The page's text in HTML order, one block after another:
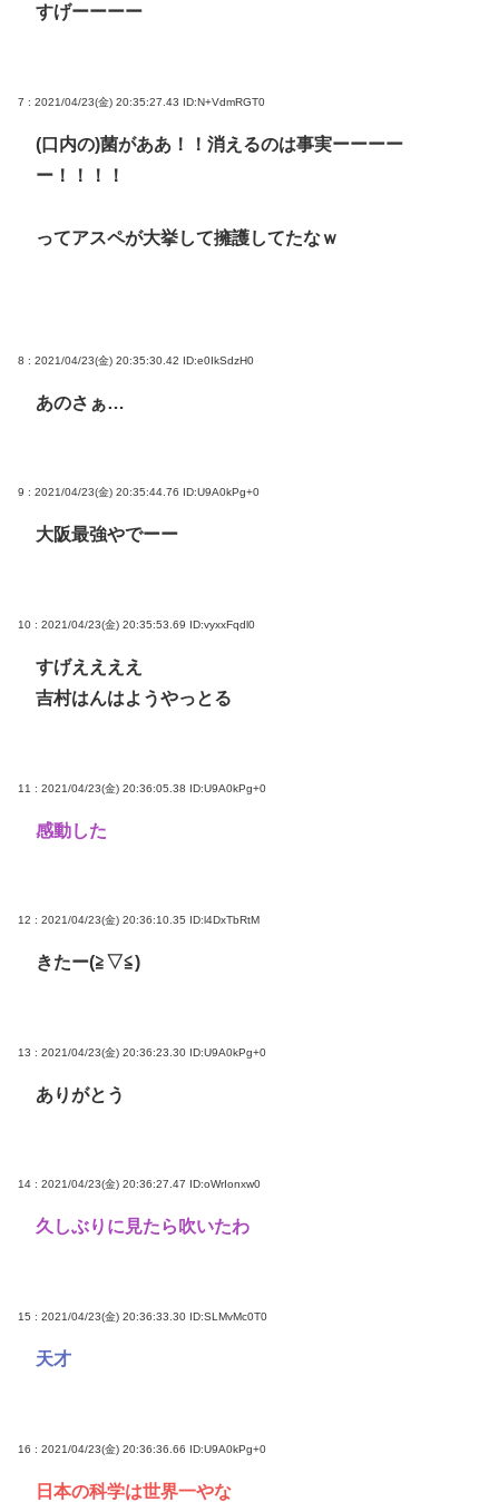
すげーーーー
7 : 2021/04/23(金) 20:35:27.43 ID:N+VdmRGT0
(口内の)菌がああ！！消えるのは事実ーーーー
ー！！！！
ってアスペが大挙して擁護してたなｗ
8 : 2021/04/23(金) 20:35:30.42 ID:e0IkSdzH0
あのさぁ…
9 : 2021/04/23(金) 20:35:44.76 ID:U9A0kPg+0
大阪最強やでーー
10 : 2021/04/23(金) 20:35:53.69 ID:vyxxFqdl0
すげええええ
吉村はんはようやっとる
11 : 2021/04/23(金) 20:36:05.38 ID:U9A0kPg+0
感動した
12 : 2021/04/23(金) 20:36:10.35 ID:l4DxTbRtM
きたー(≧▽≦)
13 : 2021/04/23(金) 20:36:23.30 ID:U9A0kPg+0
ありがとう
14 : 2021/04/23(金) 20:36:27.47 ID:oWrIonxw0
久しぶりに見たら吹いたわ
15 : 2021/04/23(金) 20:36:33.30 ID:SLMvMc0T0
天才
16 : 2021/04/23(金) 20:36:36.66 ID:U9A0kPg+0
日本の科学は世界一やな